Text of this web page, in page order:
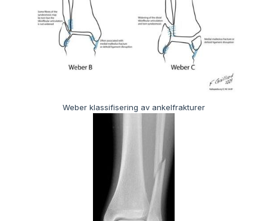
Weber klassifisering av ankelfrakturer